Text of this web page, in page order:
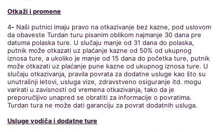
Otkaži i promene
4- Naši putnici imaju pravo na otkazivanje bez kazne, pod uslovom
da obaveste Turdan turu pisanim oblikom najmanje 30 dana pre
datuma polaska ture. U slučaju manje od 31 dana do polaska,
putnik može otkazati uz plaćanje kazne od 50% od ukupnog
iznosa ture, a ukoliko je manje od 15 dana do početka ture, putnik
može otkazati uz plaćanje pune kazne od ukupnog iznosa ture. U
slučaju otkazivanja, pravila povrata za dodatne usluge kao što su
unutrašnji letovi, usluga vize, zdravstveno osiguranje itd. mogu
varirati u zavisnosti od vremena otkazivanja, tako da je
preporučljivo unapred se obratiti za informacije o povratima.
Turdan tura ne može dati garanciju za povrat dodatnih usluga.
Usluge vodiča i dodatne ture